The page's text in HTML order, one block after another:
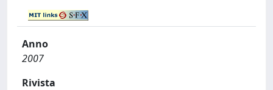
Anno
2007
Rivista